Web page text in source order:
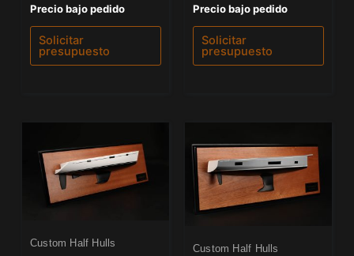
Valorado
con
5.00
de 5
Precio bajo pedido
Solicitar
presupuesto
Valorado
con
5.00
de 5
Precio bajo pedido
Solicitar
presupuesto
Custom Half Hulls Custom Half Hulls